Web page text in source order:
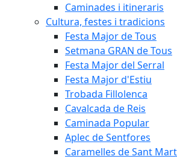
Caminades i itineraris
Cultura, festes i tradicions
Festa Major de Tous
Setmana GRAN de Tous
Festa Major del Serral
Festa Major d'Estiu
Trobada Fillolenca
Cavalcada de Reis
Caminada Popular
Aplec de Sentfores
Caramelles de Sant